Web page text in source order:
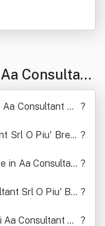
Consultant
Srl
Consultant Srl ?
Srl O Piu' Breve ?
in Aa Consultant ?
Srl O Piu' Bre ?
Consultant Srl ?